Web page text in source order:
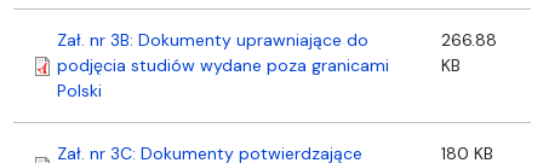
Zał. nr 3B: Dokumenty uprawniające do
podjęcia studiów wydane poza granicami
Polski
266.88
KB
Zał. nr 3C: Dokumenty potwierdzające
180 KB